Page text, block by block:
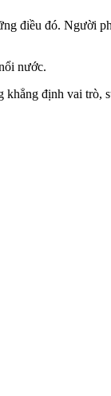
điều đó. Người
nước.
định vai trò,